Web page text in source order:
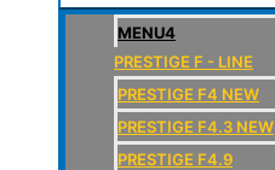
MENU4
PRESTIGE F - LINE
PRESTIGE F4 NEW
PRESTIGE F4.3 NEW
PRESTIGE F4.9